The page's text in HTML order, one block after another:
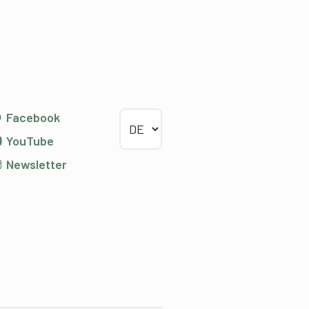
Facebook
YouTube
Newsletter